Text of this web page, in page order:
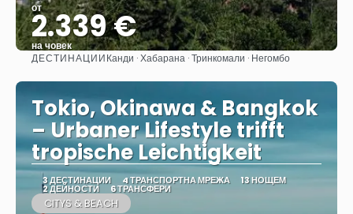
от
2.339 €
на човек
Вижте
ДЕСТИНАЦИИКанди · Хабарана · Тринкомали · Негомбо
Tokio, Okinawa & Bangkok
– Urbaner Lifestyle trifft
tropische Leichtigkeit
3 ДЕСТИНАЦИИ 4 ТРАНСПОРТНА МРЕЖА 13 НОЩЕМ
2 ДЕЙНОСТИ 6 ТРАНСФЕРИ
CITYS & BEACH